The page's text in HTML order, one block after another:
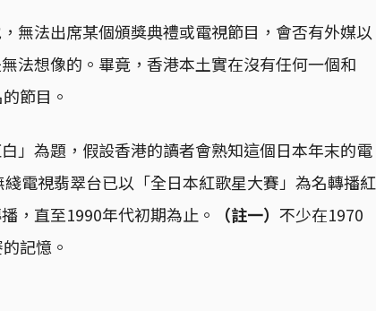
無法出席某個頒獎典禮或電視節目，會否有外媒以
法想像的。畢竟，香港本土實在沒有任何一個和
節目。
」為題，假設香港的讀者會熟知這個日本年末的電
電視翡翠台已以「全日本紅歌星大賽」為名轉播紅
，直至1990年代初期為止。
（註一） 不少在1970
記憶。